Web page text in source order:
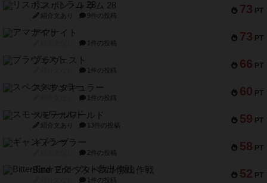
73 PT
リスボン・トラム 28
紹介文あり 9件の投稿
73 PT
アマナイト
1件の投稿
66 PT
ブラヴェスト
1件の投稿
60 PT
スペクタキュラー
1件の投稿
59 PT
スモールワールド
紹介文あり 13件の投稿
58 PT
ギャンブラー
2件の投稿
52 PT
Bitter End ブタペスト救出作戦
1件の投稿